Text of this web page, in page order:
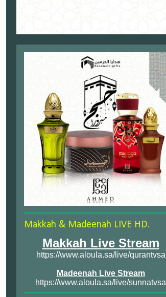
Makkah & Madeenah LIVE HD.
Makkah Live Stream
https://www.aloula.sa/live/qurantvsa
Madeenah Live Stream
https://www.aloula.sa/live/sunnatvsa